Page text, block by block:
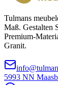
Tulmans
Maß. Gestalten
Premium-
Granit.
5993 NN